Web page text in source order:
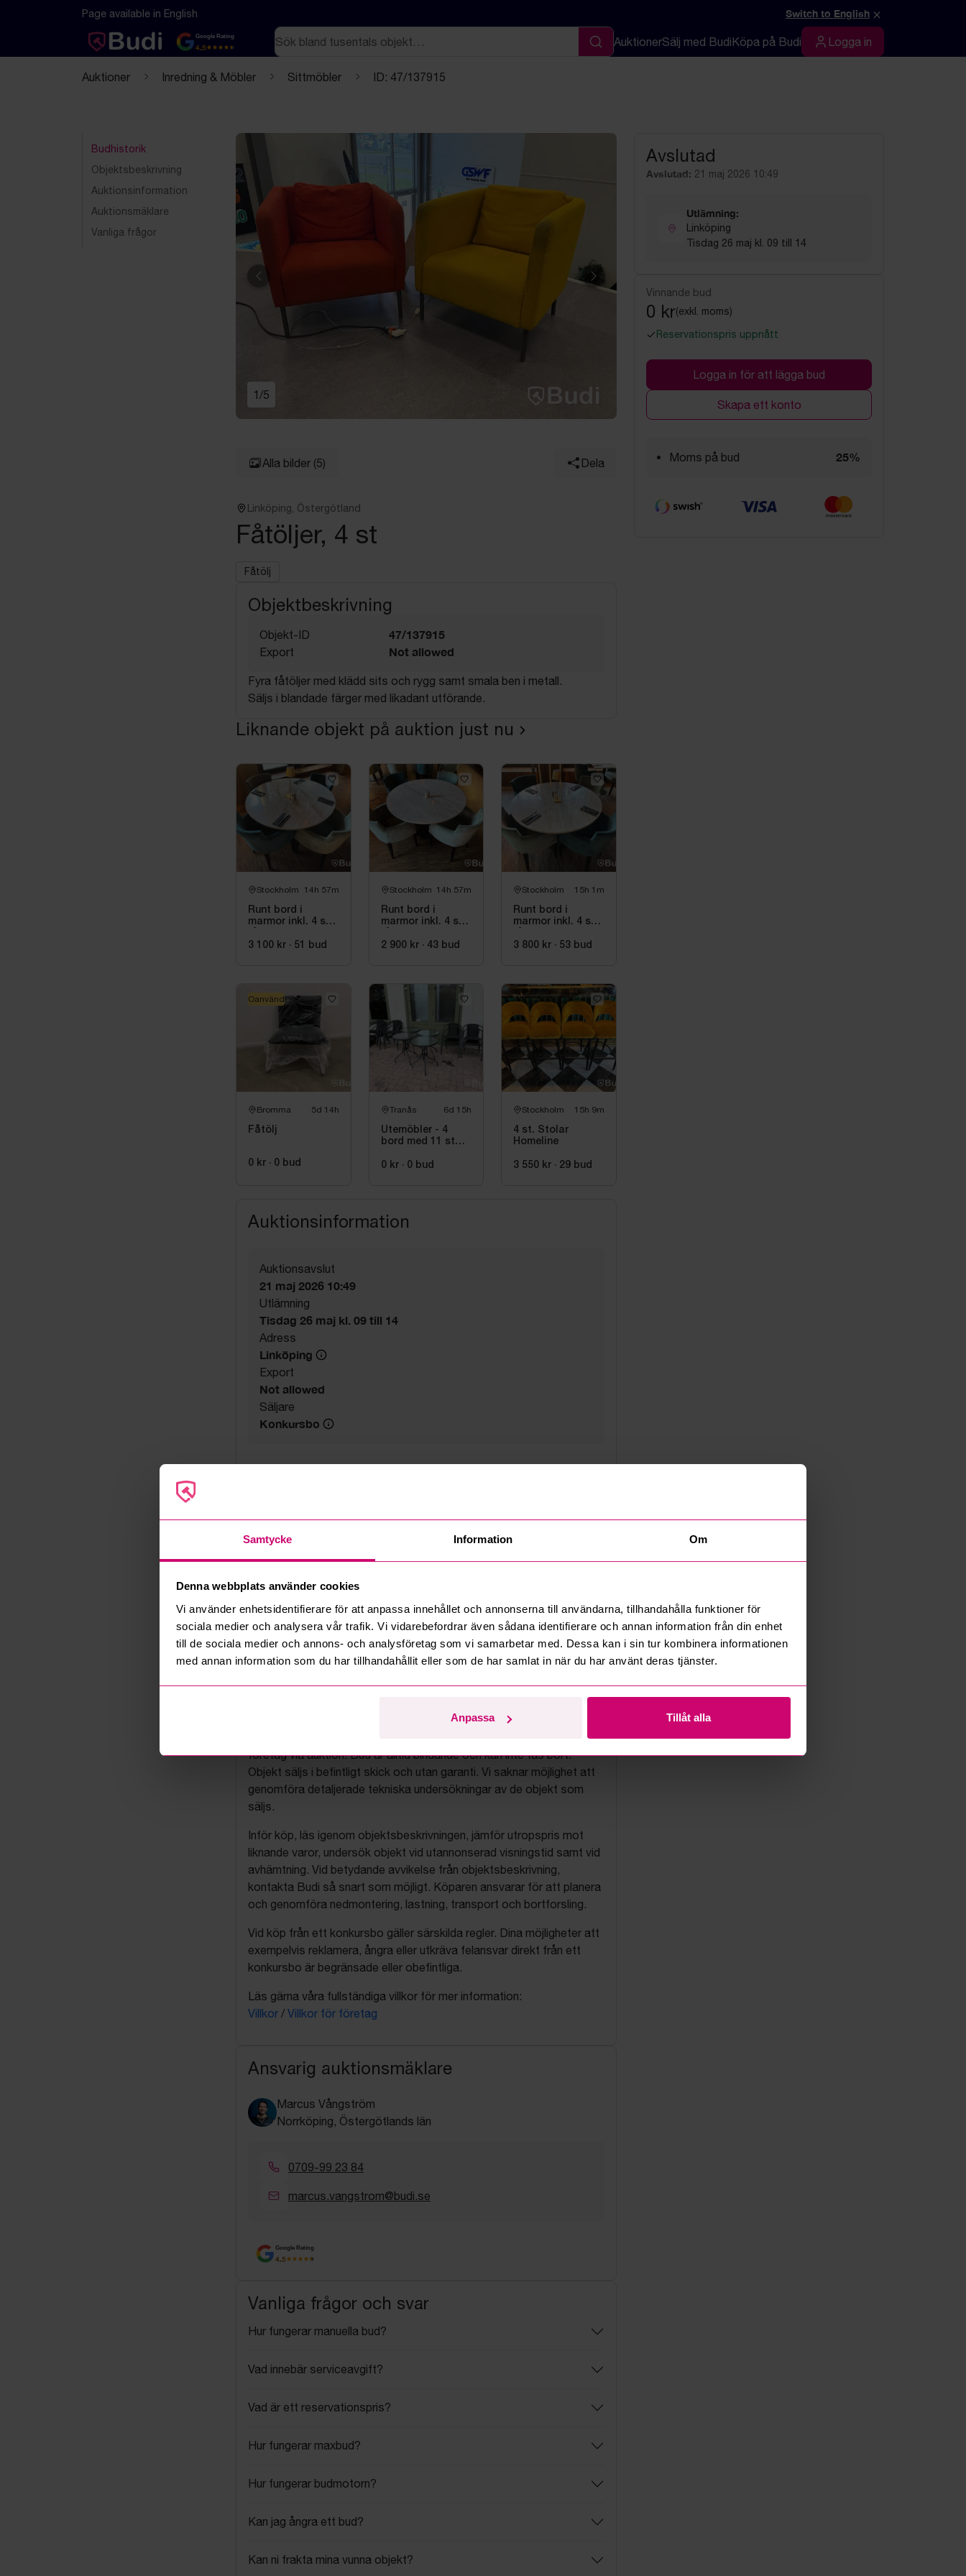
Samtycke Information Om
Denna webbplats använder cookies
Vi använder enhetsidentifierare för att anpassa innehållet och annonserna till användarna, tillhandahålla funktioner för
sociala medier och analysera vår trafik. Vi vidarebefordrar även sådana identifierare och annan information från din enhet
till de sociala medier och annons- och analysföretag som vi samarbetar med. Dessa kan i sin tur kombinera informationen
med annan information som du har tillhandahållit eller som de har samlat in när du har använt deras tjänster.
Anpassa Tillåt alla
Hoppa till innehåll
Textbaserad (markdown) version av denna sida
Page available in English Switch to English ×
Google Rating
4.5
Sök
Sök
AuktionerSälj med BudiKöpa på Budi Logga in
Logga in
Auktioner Inredning & Möbler Sittmöbler ID: 47/137915
Budhistorik
Objektsbeskrivning
Auktionsinformation
Auktionsmäklare
Vanliga frågor
Föregående Nästa
1 /5
Alla bilder (5) Dela
Linköping, Östergötland
Fåtöljer, 4 st
Fåtölj
Objektbeskrivning
Objekt-ID 47/137915
Export Not allowed
Fyra fåtöljer med klädd sits och rygg samt smala ben i metall.
Säljs i blandade färger med likadant utförande.
Liknande objekt på auktion just nu
Stockholm 14h 57m
Runt bord i
marmor inkl. 4 st.
3 100 kr · 51 bud
Stockholm 14h 57m
Runt bord i
marmor inkl. 4 st.
2 900 kr · 43 bud
Stockholm 15h 1m
Runt bord i
marmor inkl. 4 st.
3 800 kr · 53 bud
Bromma 5d 14h
Fåtölj
0 kr · 0 bud
Oanvänd
Tranås 6d 15h
Utemöbler - 4
bord med 11 st
0 kr · 0 bud
Stockholm 15h 9m
4 st. Stolar
Homeline
3 550 kr · 29 bud
Auktionsinformation
Auktionsavslut
21 maj 2026 10:49
Utlämning
Tisdag 26 maj kl. 09 till 14
Adress
Linköping
Export
Not allowed
Säljare
Konkursbo
På Budi.se säljs objekt på uppdrag av konkursbon, finansbolag och
företag via auktion. Bud är alltid bindande och kan inte tas bort.
Objekt säljs i befintligt skick och utan garanti. Vi saknar möjlighet att
genomföra detaljerade tekniska undersökningar av de objekt som
säljs.
Inför köp, läs igenom objektsbeskrivningen, jämför utropspris mot
liknande varor, undersök objekt vid utannonserad visningstid samt vid
avhämtning. Vid betydande avvikelse från objektsbeskrivning,
kontakta Budi så snart som möjligt. Köparen ansvarar för att planera
och genomföra nedmontering, lastning, transport och bortforsling.
Vid köp från ett konkursbo gäller särskilda regler. Dina möjligheter att
exempelvis reklamera, ångra eller utkräva felansvar direkt från ett
konkursbo är begränsade eller obefintliga.
Läs gärna våra fullständiga villkor för mer information:
Villkor / Villkor för företag
Ansvarig auktionsmäklare
Marcus Vångström
Norrköping, Östergötlands län
0709-99 23 84
marcus.vangstrom@budi.se
Google Rating
4.5
Vanliga frågor och svar
Hur fungerar manuella bud?
Vad innebär serviceavgift?
Vad är ett reservationspris?
Hur fungerar maxbud?
Hur fungerar budmotorn?
Kan jag ångra ett bud?
Kan ni frakta mina vunna objekt?
Avslutad
Avslutad: 21 maj 2026 10:49
Utlämning:
Linköping
Tisdag 26 maj kl. 09 till 14
Vinnande bud
0 kr(exkl. moms)
Reservationspris uppnått
Logga in för att lägga bud
Skapa ett konto
Moms på bud 25%